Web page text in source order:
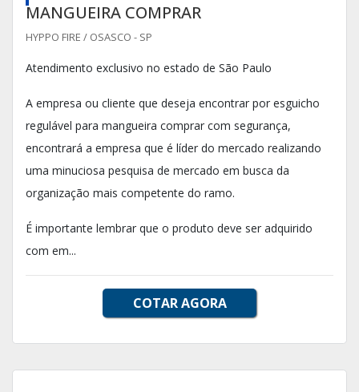
MANGUEIRA COMPRAR
HYPPO FIRE / OSASCO - SP
Atendimento exclusivo no estado de São Paulo
A empresa ou cliente que deseja encontrar por esguicho
regulável para mangueira comprar com segurança,
encontrará a empresa que é líder do mercado realizando
uma minuciosa pesquisa de mercado em busca da
organização mais competente do ramo.
É importante lembrar que o produto deve ser adquirido
com em...
COTAR AGORA